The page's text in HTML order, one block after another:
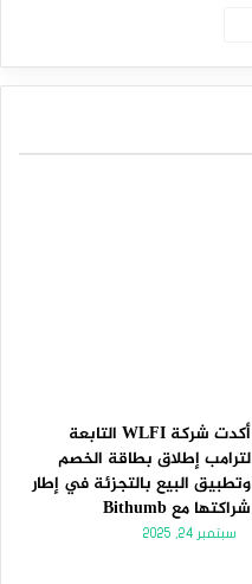
أكدت شركة WLFI التابعة
لترامب إطلاق بطاقة الخصم
وتطبيق البيع بالتجزئة في إطار
شراكتها مع Bithumb
سبتمبر 24, 2025